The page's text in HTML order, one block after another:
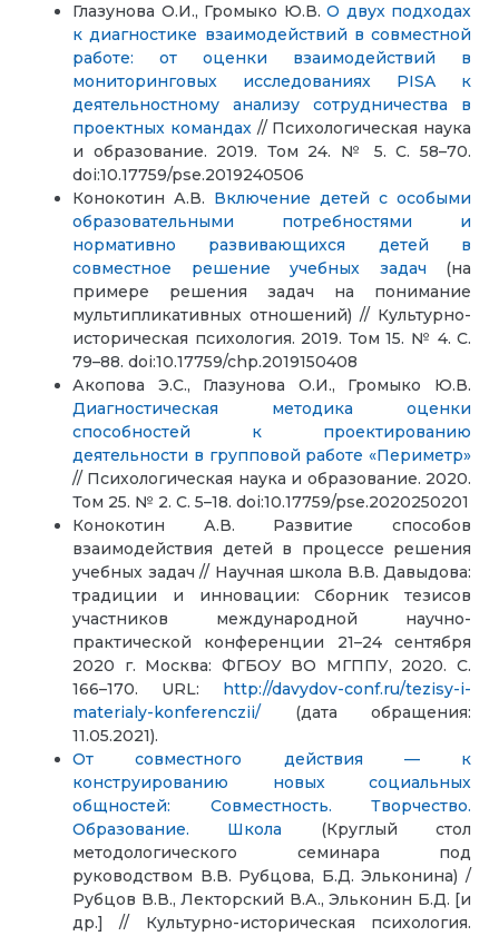
Глазунова О.И., Громыко Ю.В. О двух подходах
к диагностике взаимодействий в совместной
работе: от оценки взаимодействий в
мониторинговых исследованиях PISA к
деятельностному анализу сотрудничества в
проектных командах// Психологическая наука
и образование. 2019. Том 24. № 5. С. 58–70.
doi:10.17759/pse.2019240506
Конокотин А.В. Включение детей с особыми
образовательными потребностями и
нормативно развивающихся детей в
совместное решение учебных задач (на
примере решения задач на понимание
мультипликативных отношений) // Культурно-
историческая психология. 2019. Том 15. № 4. С.
79–88. doi:10.17759/chp.2019150408
Акопова Э.С., Глазунова О.И., Громыко Ю.В.
Диагностическая методика оценки
способностей к проектированию
деятельности в групповой работе «Периметр»
// Психологическая наука и образование. 2020.
Том 25. № 2. С. 5–18. doi:10.17759/pse.2020250201
Конокотин А.В. Развитие способов
взаимодействия детей в процессе решения
учебных задач // Научная школа В.В. Давыдова:
традиции и инновации: Сборник тезисов
участников международной научно-
практической конференции 21–24 сентября
2020 г. Москва: ФГБОУ ВО МГППУ, 2020. С.
166–170. URL: http://davydov-conf.ru/tezisy-i-
materialy-konferenczii/ (дата обращения:
11.05.2021).
От совместного действия — к
конструированию новых социальных
общностей: Совместность. Творчество.
Образование. Школа (Круглый стол
методологического семинара под
руководством В.В. Рубцова, Б.Д. Эльконина) /
Рубцов В.В., Лекторский В.А., Эльконин Б.Д. [и
др.] // Культурно-историческая психология.